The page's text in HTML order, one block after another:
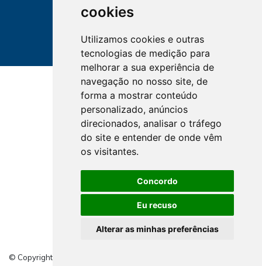
cookies
Utilizamos cookies e outras
tecnologias de medição para
melhorar a sua experiência de
navegação no nosso site, de
forma a mostrar conteúdo
personalizado, anúncios
direcionados, analisar o tráfego
do site e entender de onde vêm
os visitantes.
Concordo
Eu recuso
Alterar as minhas preferências
© Copyright 2026 - Direitos reservados CORE SC -